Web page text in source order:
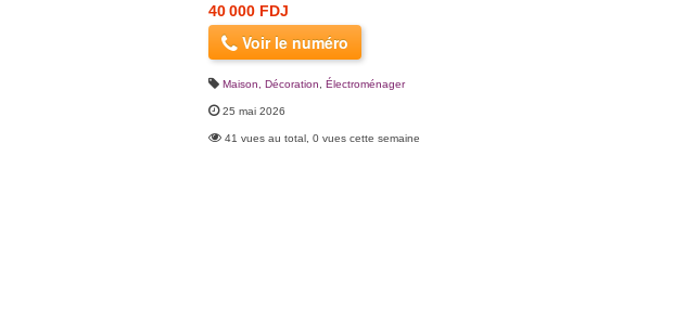
40 000 FDJ
Voir le numéro
Maison, Décoration Électroménager
25 mai 2026
41 vues au total, 0 vues cette semaine